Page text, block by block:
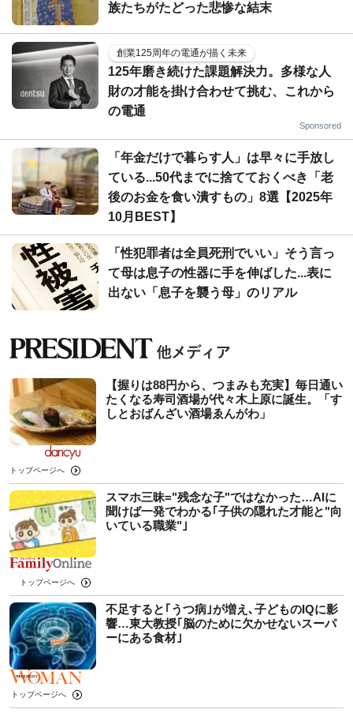
族たちがたどった悲惨な結末
創業125周年の電通が描く未来
125年磨き続けた課題解決力。多様な人
財の才能を掛け合わせて挑む、これから
の電通
Sponsored
「年金だけで暮らす人」は早々に手放し
ている...50代までに捨てておくべき「老
後のお金を食い潰すもの」8選【2025年
10月BEST】
「性犯罪者は全員死刑でいい」そう言っ
て母は息子の性器に手を伸ばした...表に
出ない「息子を襲う母」のリアル
【握りは88円から、つまみも充実】毎日通い
たくなる寿司酒場が代々木上原に誕生。「す
しとおばんざい酒場ゑんがわ」
トップページへ
スマホ三昧="残念な子"ではなかった…AIに
聞けば一発でわかる｢子供の隠れた才能と"向
いている職業"｣
トップページへ
不足すると｢うつ病｣が増え､子どものIQに影
響…東大教授｢脳のために欠かせないスーパ
ーにある食材｣
トップページへ